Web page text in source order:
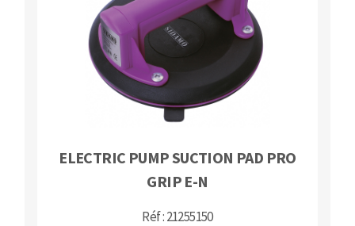
Bench grinders
Sanders
engine lathes
Tables
Circular Saw blades
Band saw blades
Annular cutter
Forets métaux
ELECTRIC PUMP SUCTION PAD PRO
GRIP E-N
Réf : 21255150